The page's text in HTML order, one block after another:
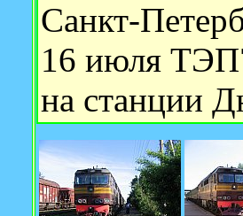
Санкт-
16 июля
на станции